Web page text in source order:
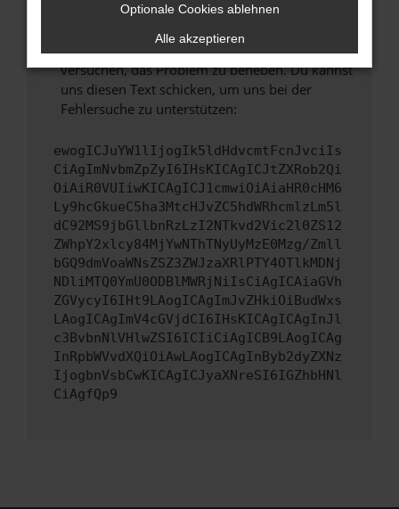
Wende dich an den Webseitenbetreiber.
Wenn du alle oben genannten Schritte versucht
hast, kontaktiere uns bitte. Wir werden
versuchen, das Problem zu beheben. Du kannst
uns diesen Text schicken, um uns bei der
Fehlersuche zu unterstützen:
ewogICJuYW1lIjogIk5ldHdvcmtFcnJvciIs
CiAgImNvbmZpZyI6IHsKICAgICJtZXRob2Qi
OiAiR0VUIiwKICAgICJ1cmwiOiAiaHR0cHM6
Ly9hcGkueC5ha3MtcHJvZC5hdWRhcmlzLm5l
dC92MS9jbGllbnRzLzI2NTkvd2Vic2l0ZS12
ZWhpY2xlcy84MjYwNThTNyUyMzE0Mzg/Zmll
bGQ9dmVoaWNsZSZ3ZWJzaXRlPTY4OTlkMDNj
NDliMTQ0YmU0ODBlMWRjNiIsCiAgICAiaGVh
ZGVycyI6IHt9LAogICAgImJvZHkiOiBudWxs
LAogICAgImV4cGVjdCI6IHsKICAgICAgInJl
c3BvbnNlVHlwZSI6ICIiCiAgICB9LAogICAg
InRpbWVvdXQiOiAwLAogICAgInByb2dyZXNz
IjogbnVsbCwKICAgICJyaXNreSI6IGZhbHNl
CiAgfQp9
Optionale Cookies ablehnen
Alle akzeptieren